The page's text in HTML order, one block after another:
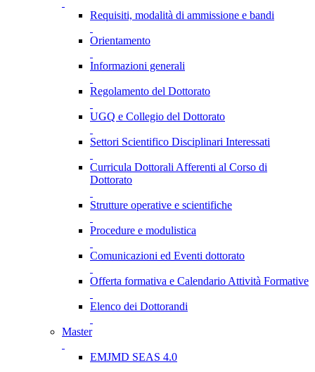
Requisiti, modalità di ammissione e bandi
Orientamento
Informazioni generali
Regolamento del Dottorato
UGQ e Collegio del Dottorato
Settori Scientifico Disciplinari Interessati
Curricula Dottorali Afferenti al Corso di
Dottorato
Strutture operative e scientifiche
Procedure e modulistica
Comunicazioni ed Eventi dottorato
Offerta formativa e Calendario Attività Formative
Elenco dei Dottorandi
Master
EMJMD SEAS 4.0